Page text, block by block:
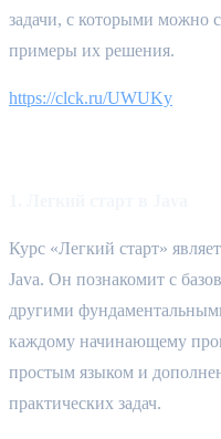
задачи, с которыми можно
примеры их решения.
https://clck.ru/UWUKy
Курс «Легкий старт»
Java. Он познакомит с
другими
каждому начинающему
простым языком и
практических задач.